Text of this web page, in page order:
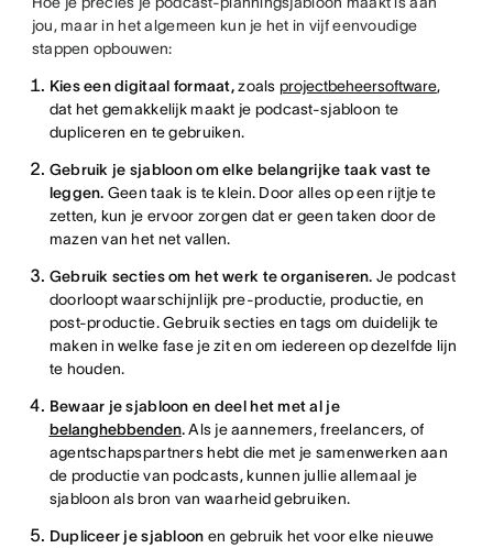
jou, maar in het algemeen kun je het in vijf eenvoudige
stappen opbouwen:
Kies een digitaal formaat,zoals projectbeheersoftware,
dat het gemakkelijk maakt je podcast-sjabloon te
dupliceren en te gebruiken.
Gebruik je sjabloon om elke belangrijke taak vast te
leggen. Geen taak is te klein. Door alles op een rijtje te
zetten, kun je ervoor zorgen dat er geen taken door de
mazen van het net vallen.
Gebruik secties om het werk te organiseren. Je podcast
doorloopt waarschijnlijk pre-productie, productie, en
post-productie. Gebruik secties en tags om duidelijk te
maken in welke fase je zit en om iedereen op dezelfde lijn
te houden.
Bewaar je sjabloon en deel het met al je
belanghebbenden.Als je aannemers, freelancers, of
agentschapspartners hebt die met je samenwerken aan
de productie van podcasts, kunnen jullie allemaal je
sjabloon als bron van waarheid gebruiken.
Dupliceer je sjabloon en gebruik het voor elke nieuwe